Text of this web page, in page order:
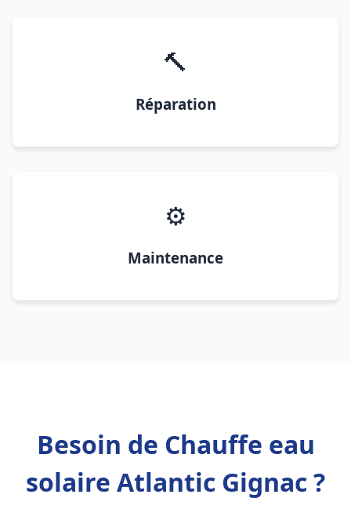
🔨
Réparation
⚙️
Maintenance
Besoin de Chauffe eau
solaire Atlantic Gignac ?